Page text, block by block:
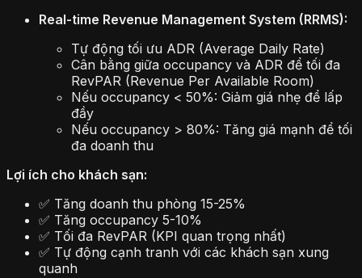
Real-time Revenue Management System (RRMS):
Tự động tối ưu ADR (Average Daily Rate)
Cân bằng giữa occupancy và ADR để tối đa
RevPAR (Revenue Per Available Room)
Nếu occupancy < 50%: Giảm giá nhẹ để lấp
đầy
Nếu occupancy > 80%: Tăng giá mạnh để tối
đa doanh thu
Lợi ích cho khách sạn:
✅ Tăng doanh thu phòng 15-25%
✅ Tăng occupancy 5-10%
✅ Tối đa RevPAR (KPI quan trọng nhất)
✅ Tự động cạnh tranh với các khách sạn xung
quanh